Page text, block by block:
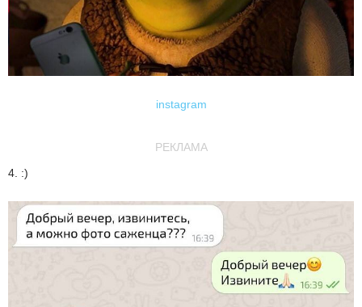
instagram
РЕКЛАМА
4. :)